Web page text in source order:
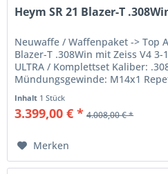
Heym SR 21 Blazer-T
Neuwaffe / Waffenpaket -> Top
Blazer-T .308Win mit Zeiss V4
ULTRA / Komplettset Kaliber:
Mündungsgewinde: M14x1
Inhalt 1 Stück
3.399,00 € * 4.008,00 € *
Merken